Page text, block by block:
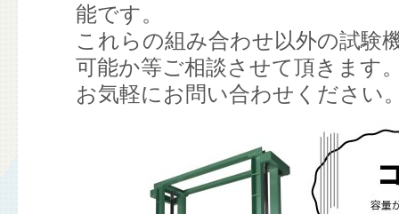
能です。
これらの組み合わせ以外の試験
可能か等ご相談させて頂きます
お気軽にお問い合わせください